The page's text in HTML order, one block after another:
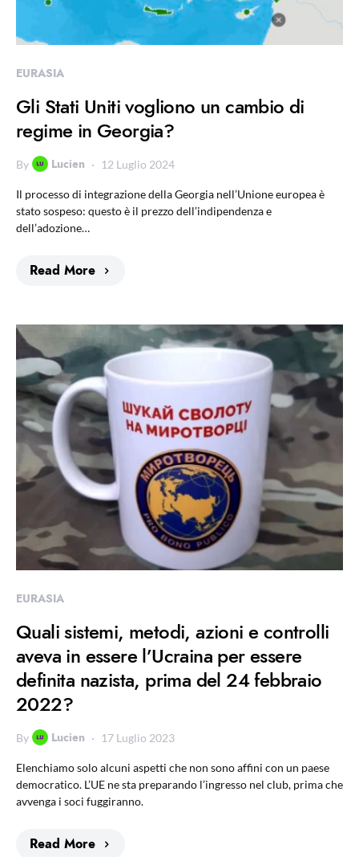
EURASIA
Gli Stati Uniti vogliono un cambio di
regime in Georgia?
By Lucien 12 Luglio 2024
Il processo di integrazione della Georgia nell’Unione europea è
stato sospeso: questo è il prezzo dell’indipendenza e
dell’adozione…
Read More
EURASIA
Quali sistemi, metodi, azioni e controlli
aveva in essere l’Ucraina per essere
definita nazista, prima del 24 febbraio
2022?
By Lucien 17 Luglio 2023
Elenchiamo solo alcuni aspetti che non sono affini con un paese
democratico. L’UE ne sta preparando l’ingresso nel club, prima che
avvenga i soci fuggiranno.
Read More